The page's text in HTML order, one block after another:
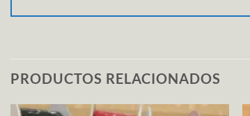
PRODUCTOS RELACIONADOS